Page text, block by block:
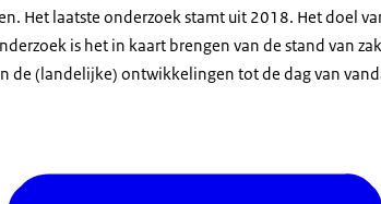
Het laatste onderzoek stamt uit 2018. Het doel
is het in kaart brengen van de stand van
de (landelijke) ontwikkelingen tot de dag van